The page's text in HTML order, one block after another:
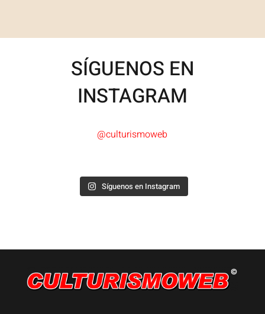
SÍGUENOS EN
INSTAGRAM
@culturismoweb
Síguenos en Instagram